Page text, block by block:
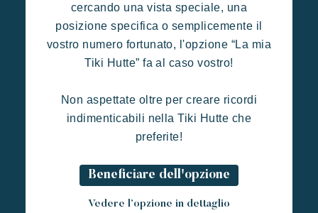
cercando una vista speciale, una
posizione specifica o semplicemente il
vostro numero fortunato, l'opzione “La mia
Tiki Hutte” fa al caso vostro!
Non aspettate oltre per creare ricordi
indimenticabili nella Tiki Hutte che
preferite!
Beneficiare dell'opzione
Vedere l’opzione in dettaglio